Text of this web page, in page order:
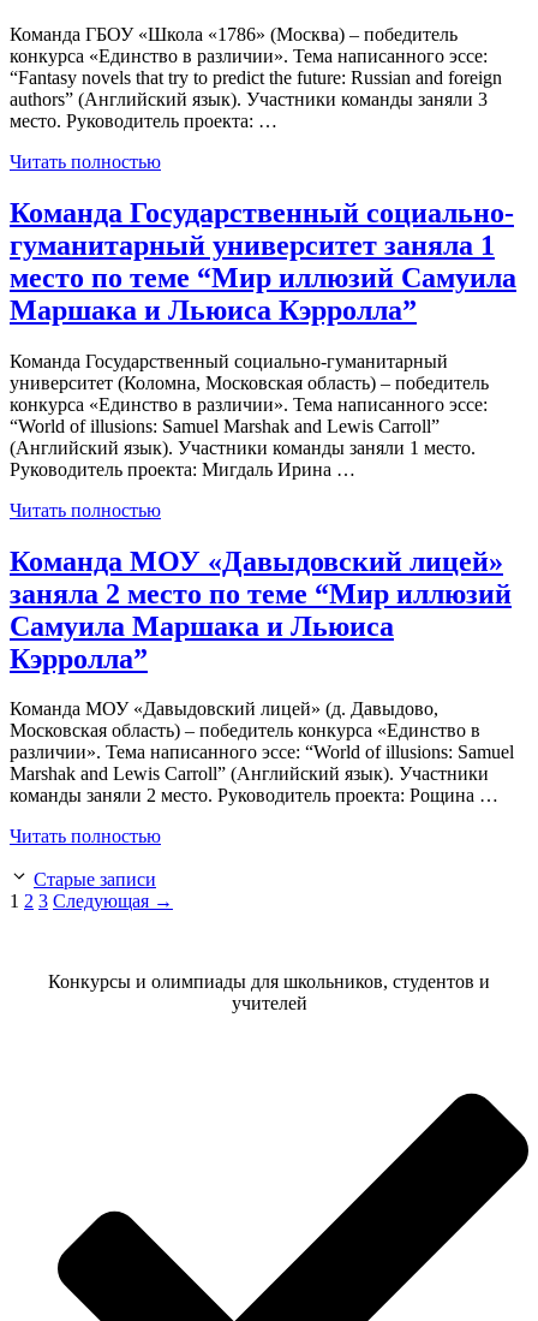
Команда ГБОУ «Школа «1786» (Москва) – победитель
конкурса «Единство в различии». Тема написанного эссе:
“Fantasy novels that try to predict the future: Russian and foreign
authors” (Английский язык). Участники команды заняли 3
место. Руководитель проекта: …
Читать полностью
Команда Государственный социально-
гуманитарный университет заняла 1
место по теме “Мир иллюзий Самуила
Маршака и Льюиса Кэрролла”
Команда Государственный социально-гуманитарный
университет (Коломна, Московская область) – победитель
конкурса «Единство в различии». Тема написанного эссе:
“World of illusions: Samuel Marshak and Lewis Carroll”
(Английский язык). Участники команды заняли 1 место.
Руководитель проекта: Мигдаль Ирина …
Читать полностью
Команда МОУ «Давыдовский лицей»
заняла 2 место по теме “Мир иллюзий
Самуила Маршака и Льюиса
Кэрролла”
Команда МОУ «Давыдовский лицей» (д. Давыдово,
Московская область) – победитель конкурса «Единство в
различии». Тема написанного эссе: “World of illusions: Samuel
Marshak and Lewis Carroll” (Английский язык). Участники
команды заняли 2 место. Руководитель проекта: Рощина …
Читать полностью
Старые записи
Страница
1 Страница
2 Страница
3 Следующая →
Конкурсы и олимпиады для школьников, студентов и
учителей